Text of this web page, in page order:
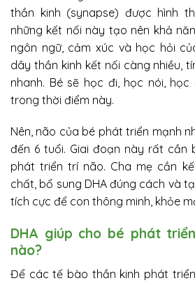
thần kinh (synapse) được hình
những kết nối này tạo nên khả
ngôn ngữ, cảm xúc và học hỏi
dây thần kinh kết nối càng nhiều,
nhanh. Bé sẽ học đi, học nói,
trong thời điểm này.
Nên, não của bé phát triển mạnh
đến 6 tuổi. Giai đoạn này rất cần
phát triển trí não. Cha mẹ cần
chất, bổ sung DHA đúng cách và
tích cực để con thông minh, khỏe
DHA giúp cho bé phát
nào?
Để các tế bào thần kinh phát